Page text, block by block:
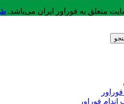
متعلق به فوراور ایران می‌باشد.
اندام فوراور